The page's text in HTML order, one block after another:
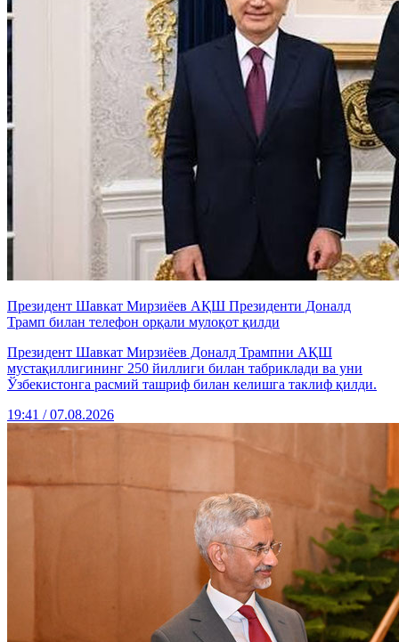
Президент Шавкат Мирзиёев АҚШ Президенти Доналд
Трамп билан телефон орқали мулоқот қилди
Президент Шавкат Мирзиёев Доналд Трампни АҚШ
мустақиллигининг 250 йиллиги билан табриклади ва уни
Ўзбекистонга расмий ташриф билан келишга таклиф қилди.
19:41 / 07.08.2026